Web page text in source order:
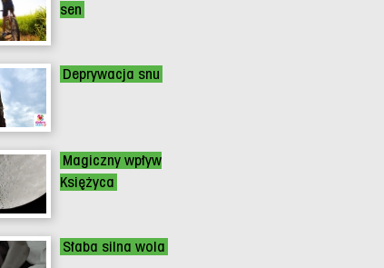
sen
Deprywacja snu
Magiczny wpływ
Księżyca
Słaba silna wola